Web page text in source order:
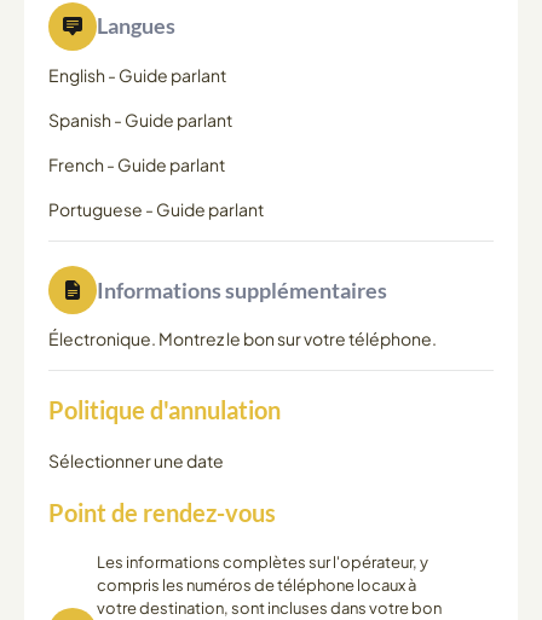
Langues
English - Guide parlant
Spanish - Guide parlant
French - Guide parlant
Portuguese - Guide parlant
Informations supplémentaires
Électronique. Montrez le bon sur votre téléphone.
Politique d'annulation
Sélectionner une date
Point de rendez-vous
Les informations complètes sur l'opérateur, y
compris les numéros de téléphone locaux à
votre destination, sont incluses dans votre bon